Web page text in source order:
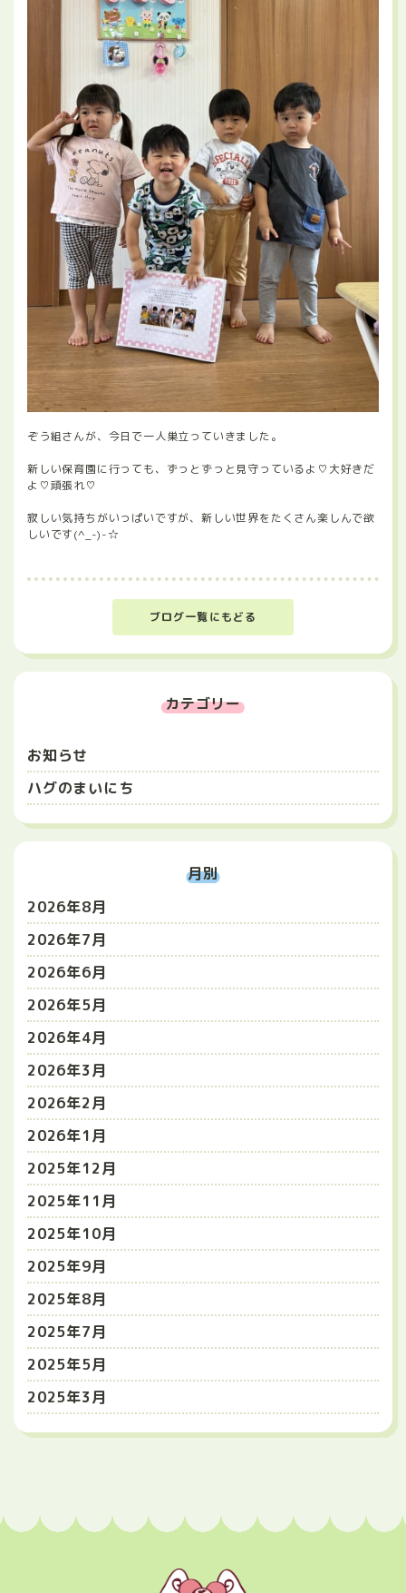
ぞう組さんが、今日で一人巣立っていきました。
新しい保育園に行っても、ずっとずっと見守っているよ♡大好きだ
よ♡頑張れ♡
寂しい気持ちがいっぱいですが、新しい世界をたくさん楽しんで欲
しいです(^_-)-☆
ブログ一覧にもどる
カテゴリー
お知らせ
ハグのまいにち
月別
2026年8月
2026年7月
2026年6月
2026年5月
2026年4月
2026年3月
2026年2月
2026年1月
2025年12月
2025年11月
2025年10月
2025年9月
2025年8月
2025年7月
2025年5月
2025年3月